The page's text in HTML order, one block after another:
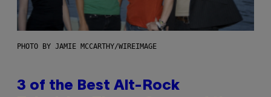
PHOTO BY JAMIE MCCARTHY/WIREIMAGE
3 of the Best Alt-Rock